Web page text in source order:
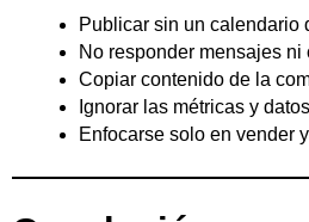
Publicar sin un calendario
No responder mensajes ni
Copiar contenido de la
Ignorar las métricas y
Enfocarse solo en vender